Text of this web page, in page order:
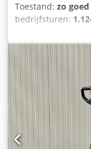
Toestand: zo
bedrijfsturen:
200 * EX * 3G /
Forks:1150 x 570
Hours:1124
Options:* EX *
Gasgroep = IIB
toegestaan in